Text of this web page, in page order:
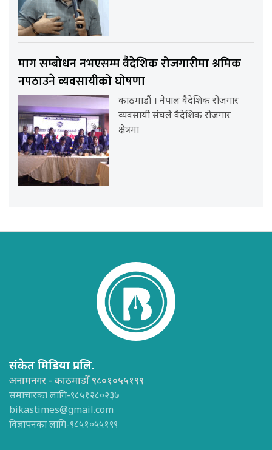
माग सम्बोधन नभएसम्म वैदेशिक रोजगारीमा श्रमिक
नपठाउने व्यवसायीको घोषणा
काठमाडौंं । नेपाल वैदेशिक रोजगार
व्यवसायी संघले वैदेशिक रोजगार
क्षेत्रमा
संकेत मिडिया प्रा.लि.
अनामनगर - काठमाडौँ ९८०१०५५१९९
समाचारका लागि-९८५१२८०२३७
bikastimes@gmail.com
विज्ञापनका लागि-९८५१०५५१९९